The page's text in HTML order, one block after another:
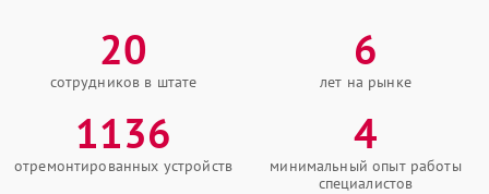
20
сотрудников в штате
6
лет на рынке
1136
отремонтированных устройств
4
минимальный опыт работы
специалистов